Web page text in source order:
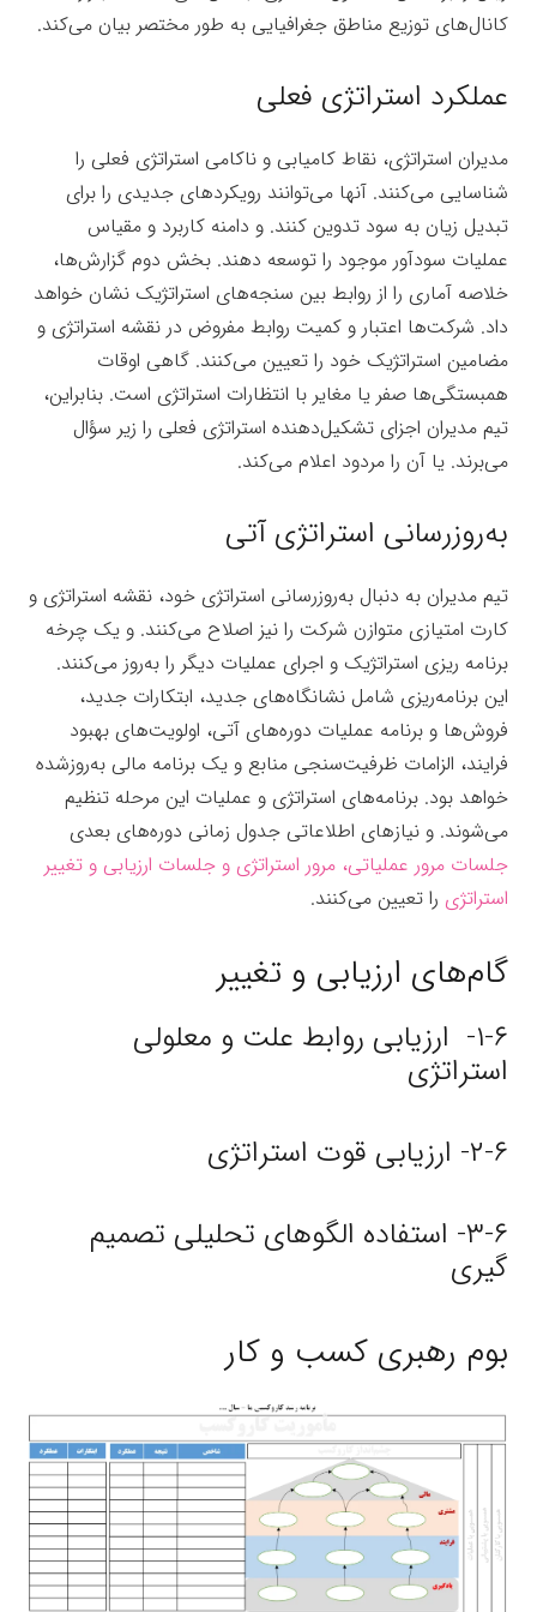
کانال‌های توزیع مناطق جغرافیایی به طور مختصر بیان می‌کند.
عملکرد استراتژی فعلی
مدیران استراتژی، نقاط کامیابی و ناکامی استراتژی فعلی را
شناسایی می‌کنند. آنها می‌توانند رویکردهای جدیدی را برای
تبدیل زیان به سود تدوین کنند. و دامنه کاربرد و مقیاس
عملیات سودآور موجود را توسعه دهند. بخش دوم گزارش‌ها،
خلاصه آماری را از روابط بین سنجه‌های استراتژیک نشان خواهد
داد. شرکت‌ها اعتبار و کمیت روابط مفروض در نقشه استراتژی و
مضامین استراتژیک خود را تعیین می‌کنند. گاهی اوقات
همبستگی‌ها صفر یا مغایر با انتظارات استراتژی است. بنابراین،
تیم مدیران اجزای تشکیل‌دهنده استراتژی فعلی را زیر سؤال
می‌برند. یا آن را مردود اعلام می‌کند.
به‌روزرسانی استراتژی آتی
تیم مدیران به دنبال به‌روزرسانی استراتژی خود، نقشه استراتژی و
کارت امتیازی متوازن شرکت را نیز اصلاح می‌کنند. و یک چرخه
برنامه ریزی استراتژیک و اجرای عملیات دیگر را به‌روز می‌کنند.
این برنامه‌ریزی شامل نشانگاه‌های جدید، ابتکارات جدید،
فروش‌ها و برنامه عملیات دوره‌های آتی، اولویت‌های بهبود
فرایند، الزامات ظرفیت‌سنجی منابع و یک برنامه مالی به‌روزشده
خواهد بود. برنامه‌های استراتژی و عملیات این مرحله تنظیم
می‌شوند. و نیازهای اطلاعاتی جدول زمانی دوره‌های بعدی
جلسات مرور عملیاتی، مرور استراتژی و جلسات ارزیابی و تغییر
استراتژی را تعیین می‌کنند.
گام‌های ارزیابی و تغییر
۱-۶- ارزیابی روابط علت و معلولی
استراتژی
۲-۶- ارزیابی قوت استراتژی
۳-۶- استفاده الگوهای تحلیلی تصمیم
گیری
بوم رهبری کسب و کار